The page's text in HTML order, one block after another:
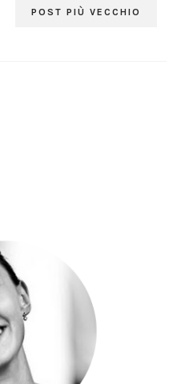
POST PIÙ VECCHIO